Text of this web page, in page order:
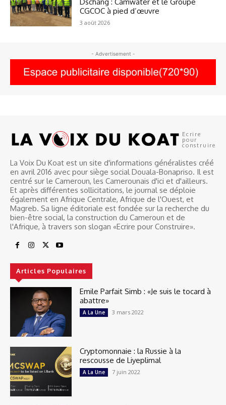
CGCOC à pied d’œuvre
3 août 2026
- Advertisement -
Ecrire
pour
construire
La Voix Du Koat est un site d'informations généralistes créé
en avril 2016 avec pour siège social Douala-Bonapriso. Il est
centré sur le Cameroun, les Camerounais d'ici et d'ailleurs.
Et après différentes sollicitations, le journal se déploie
également en Afrique Centrale, Afrique de l'Ouest, et
Magreb. Sa ligne éditoriale est fondée sur la recherche du
bien-être social, la construction du Cameroun et de
l'Afrique, à travers son slogan «Ecrire pour Construire».
Articles Populaires
Emile Parfait Simb : «Je suis le tocard à
abattre»
A La Une 3 mars 2022
Cryptomonnaie : la Russie à la
rescousse de Liyeplimal
A La Une 7 juin 2022